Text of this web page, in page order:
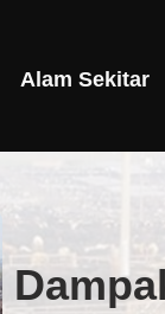
Alam Sekitar